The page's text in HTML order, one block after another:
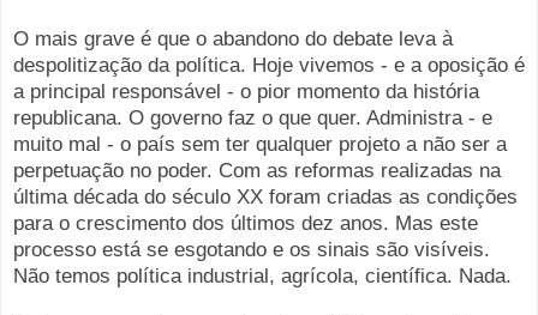
O mais grave é que o abandono do debate leva à
despolitização da política. Hoje vivemos - e a oposição é
a principal responsável - o pior momento da história
republicana. O governo faz o que quer. Administra - e
muito mal - o país sem ter qualquer projeto a não ser a
perpetuação no poder. Com as reformas realizadas na
última década do século XX foram criadas as condições
para o crescimento dos últimos dez anos. Mas este
processo está se esgotando e os sinais são visíveis.
Não temos política industrial, agrícola, científica. Nada.